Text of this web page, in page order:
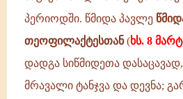
პერიოდში. წმიდა პავლე
თეოფილაქტესთან(ხს. 8
დადგა სიწმიდეთა
მრავალი ტანჯვა და დევნა;